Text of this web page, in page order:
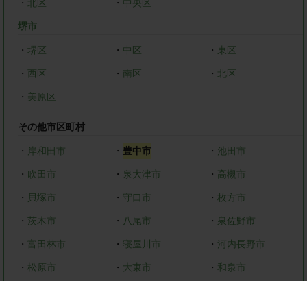
・ 北区 ・ 中央区
堺市
・ 堺区 ・ 中区 ・ 東区
・ 西区 ・ 南区 ・ 北区
・ 美原区
その他市区町村
・ 岸和田市 ・ 豊中市 ・ 池田市
・ 吹田市 ・ 泉大津市 ・ 高槻市
・ 貝塚市 ・ 守口市 ・枚方市
・ 茨木市 ・ 八尾市 ・ 泉佐野市
・ 富田林市 ・ 寝屋川市 ・ 河内長野市
・ 松原市 ・ 大東市 ・ 和泉市